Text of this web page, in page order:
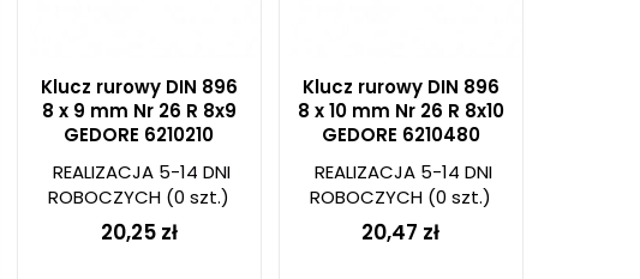
Klucz rurowy DIN 896
8 x 9 mm Nr 26 R 8x9
GEDORE 6210210
REALIZACJA 5-14 DNI
ROBOCZYCH (0 szt.)
20,25 zł
Klucz rurowy DIN 896
8 x 10 mm Nr 26 R 8x10
GEDORE 6210480
REALIZACJA 5-14 DNI
ROBOCZYCH (0 szt.)
20,47 zł